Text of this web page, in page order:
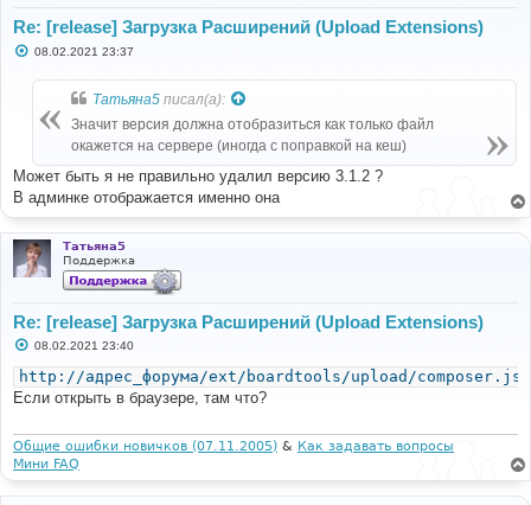
Re: [release] Загрузка Расширений (Upload Extensions)
С
е
08.02.2021 23:37
Татьяна5 писал(а):
Значит версия должна отобразиться как только файл
окажется на сервере (иногда с поправкой на кеш)
Может быть я не правильно удалил версию 3.1.2 ?
В админке отображается именно она
Татьяна5
Поддержка
Re: [release] Загрузка Расширений (Upload Extensions)
С
о
б
щ
и
е
08.02.2021 23:40
http://адрес_форума/ext/boardtools/upload/
Если открыть в браузере, там что?
Общие ошибки новичков (07.11.2005) & Как задавать вопросы
Мини FAQ